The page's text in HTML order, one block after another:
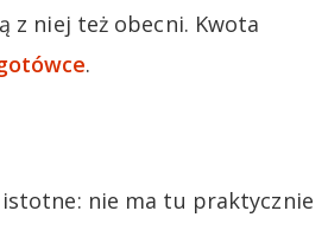
z niej też obecni. Kwota
.
istotne: nie ma tu praktycznie